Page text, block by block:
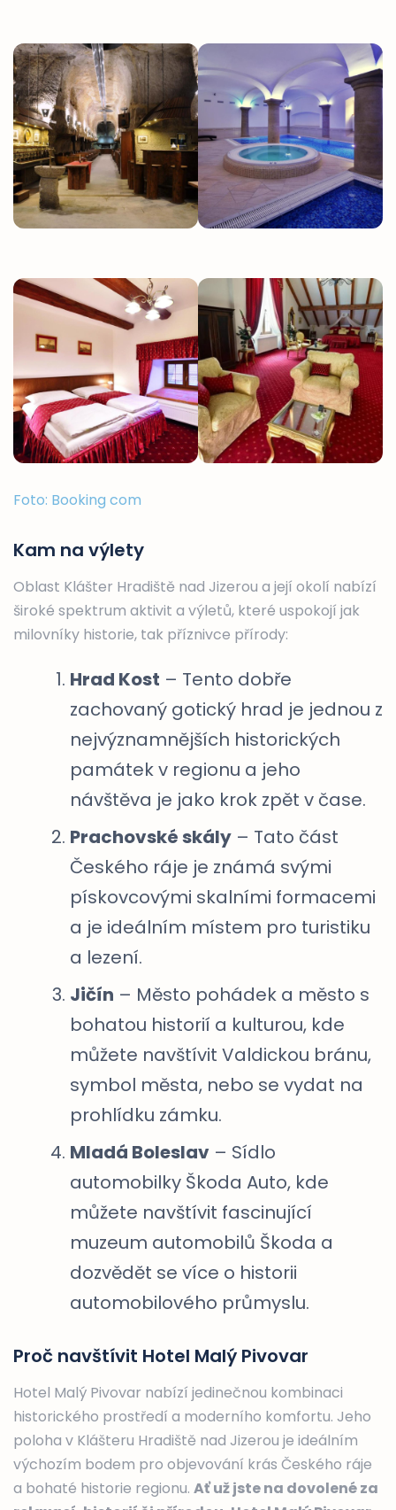
Foto: Booking com
Kam na výlety
Oblast Klášter Hradiště nad Jizerou a její okolí nabízí
široké spektrum aktivit a výletů, které uspokojí jak
milovníky historie, tak příznivce přírody:
Hrad Kost – Tento dobře
zachovaný gotický hrad je jednou z
nejvýznamnějších historických
památek v regionu a jeho
návštěva je jako krok zpět v čase.
Prachovské skály – Tato část
Českého ráje je známá svými
pískovcovými skalními formacemi
a je ideálním místem pro turistiku
a lezení.
Jičín – Město pohádek a město s
bohatou historií a kulturou, kde
můžete navštívit Valdickou bránu,
symbol města, nebo se vydat na
prohlídku zámku.
Mladá Boleslav – Sídlo
automobilky Škoda Auto, kde
můžete navštívit fascinující
muzeum automobilů Škoda a
dozvědět se více o historii
automobilového průmyslu.
Proč navštívit Hotel Malý Pivovar
Hotel Malý Pivovar nabízí jedinečnou kombinaci
historického prostředí a moderního komfortu. Jeho
poloha v Klášteru Hradiště nad Jizerou je ideálním
výchozím bodem pro objevování krás Českého ráje
a bohaté historie regionu. Ať už jste na dovolené za